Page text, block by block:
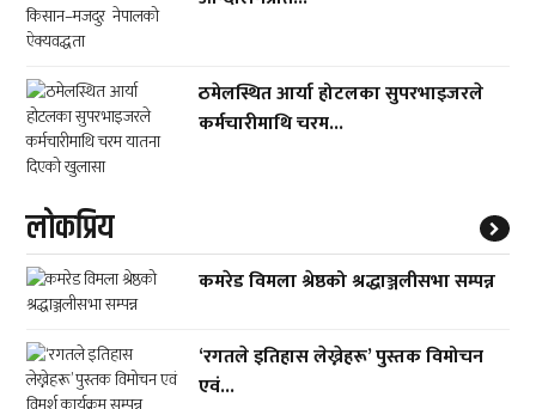
ठमेलस्थित आर्या होटलका सुपरभाइजरले
कर्मचारीमाथि चरम...
लाेकप्रिय
कमरेड विमला श्रेष्ठको श्रद्धाञ्जलीसभा सम्पन्न
‘रगतले इतिहास लेख्नेहरू’ पुस्तक विमोचन
एवं...